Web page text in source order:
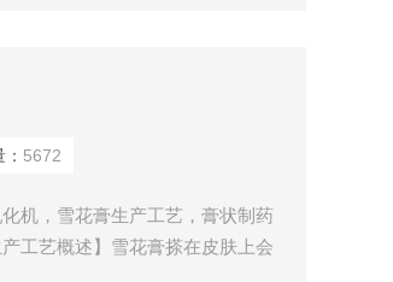
5672
机，雪花膏生产工艺，膏状制药
工艺概述】雪花膏搽在皮肤上会